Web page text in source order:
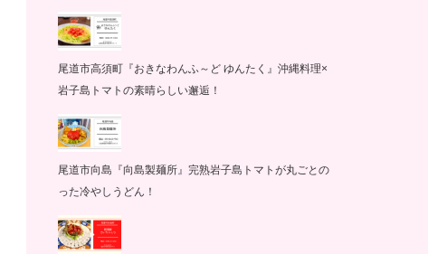
尾道市高須町『おきなわんふ～ど ゆんたく』沖縄料理×
岩子島トマトの素晴らしい邂逅！
尾道市向島『向島製麺所』完熟岩子島トマトが丸ごとの
った冷やしうどん！